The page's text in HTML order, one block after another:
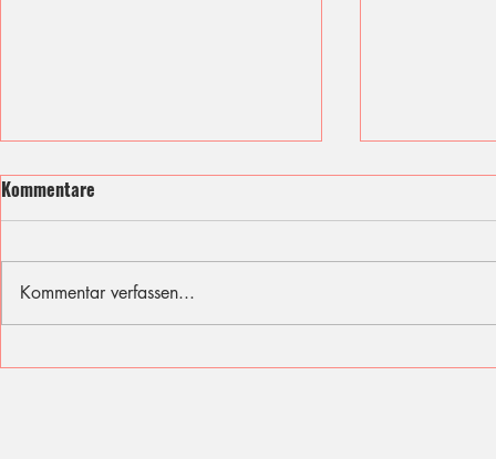
Ich fühle mit den Opfern des
Sommer,
Kommentare
Kommentar verfassen...